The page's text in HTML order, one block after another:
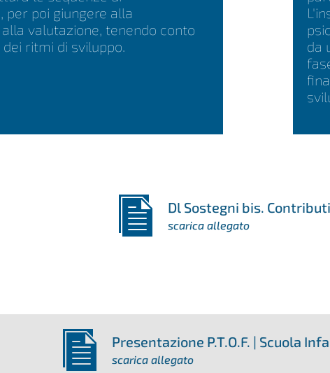
per poi giungere alla
valutazione, tenendo conto
ritmi di sviluppo.
da
Dl Sostegni bis.
scarica allegato
Presentazione P.T.O.F. | Scuola
scarica allegato